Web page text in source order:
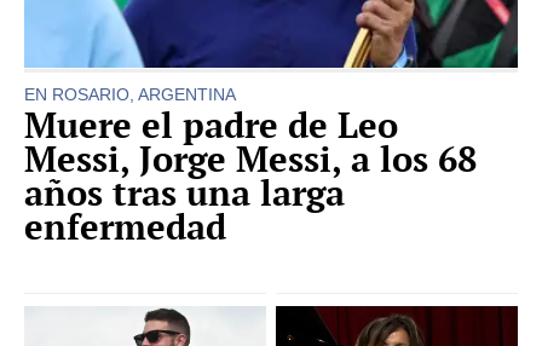
EN ROSARIO, ARGENTINA
Muere el padre de Leo
Messi, Jorge Messi, a los 68
años tras una larga
enfermedad